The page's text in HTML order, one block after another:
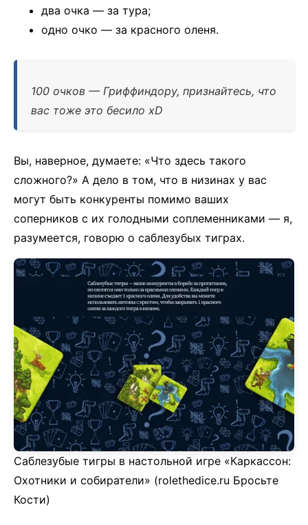
два очка — за тура;
одно очко — за красного оленя.
100 очков — Гриффиндору, признайтесь, что
вас тоже это бесило xD
Вы, наверное, думаете: «Что здесь такого
сложного?» А дело в том, что в низинах у вас
могут быть конкуренты помимо ваших
соперников с их голодными соплеменниками — я,
разумеется, говорю о саблезубых тиграх.
Саблезубые тигры в настольной игре «Каркассон:
Охотники и собиратели» (rolethedice.ru Бросьте
Кости)